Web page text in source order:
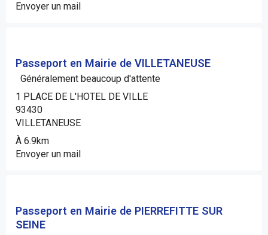
Envoyer un mail
Passeport en Mairie de VILLETANEUSE
Généralement beaucoup d'attente
1 PLACE DE L'HOTEL DE VILLE
93430
VILLETANEUSE
À 6.9km
Envoyer un mail
Passeport en Mairie de PIERREFITTE SUR
SEINE